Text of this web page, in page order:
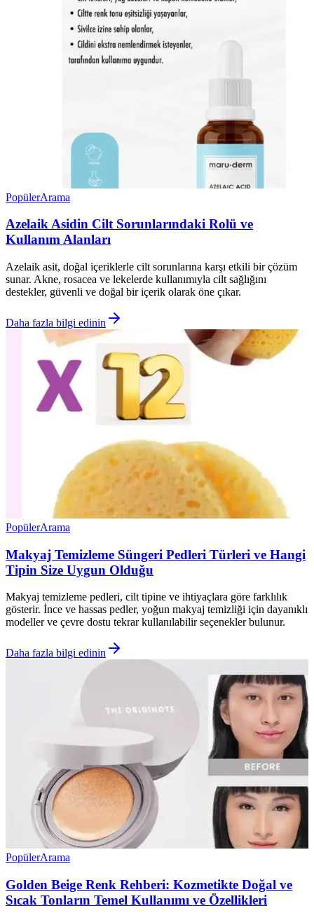
PopülerArama
Azelaik Asidin Cilt Sorunlarındaki Rolü ve
Kullanım Alanları
Azelaik asit, doğal içeriklerle cilt sorunlarına karşı etkili bir çözüm
sunar. Akne, rosacea ve lekelerde kullanımıyla cilt sağlığını
destekler, güvenli ve doğal bir içerik olarak öne çıkar.
Daha fazla bilgi edinin
PopülerArama
Makyaj Temizleme Süngeri Pedleri Türleri ve Hangi
Tipin Size Uygun Olduğu
Makyaj temizleme pedleri, cilt tipine ve ihtiyaçlara göre farklılık
gösterir. İnce ve hassas pedler, yoğun makyaj temizliği için dayanıklı
modeller ve çevre dostu tekrar kullanılabilir seçenekler bulunur.
Daha fazla bilgi edinin
PopülerArama
Golden Beige Renk Rehberi: Kozmetikte Doğal ve
Sıcak Tonların Temel Kullanımı ve Özellikleri